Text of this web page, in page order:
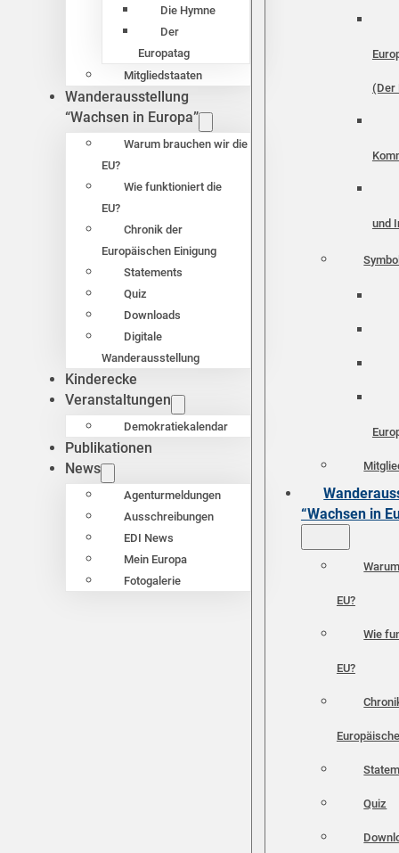
Die Hymne
Der
Europatag
Mitgliedstaaten
Wanderausstellung
“Wachsen in Europa”
Warum brauchen wir die
EU?
Wie funktioniert die
EU?
Chronik der
Europäischen Einigung
Statements
Quiz
Downloads
Digitale
Wanderausstellung
Kinderecke
Veranstaltungen
Demokratiekalendar
Publikationen
News
Agenturmeldungen
Ausschreibungen
EDI News
Mein Europa
Fotogalerie
(Der
und
“Wachsen in
EU?
Wie
EU?
Quiz